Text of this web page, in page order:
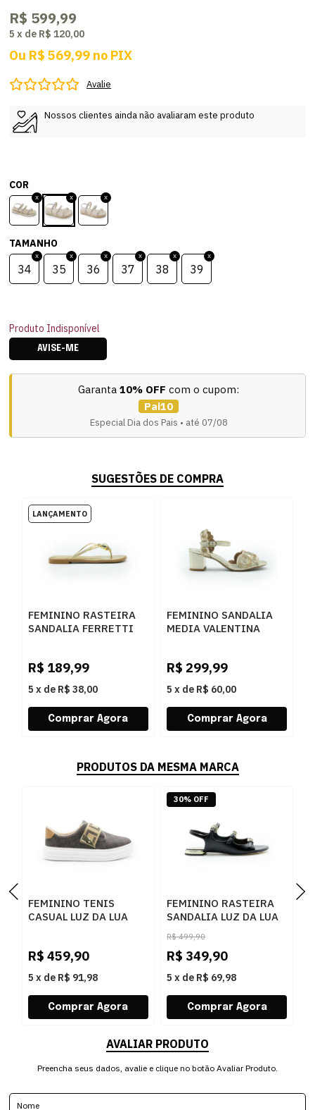
R$ 599,99
5 x de R$ 120,00
Ou R$ 569,99 no PIX
Avalie
Nossos clientes ainda não avaliaram este produto
COR
TAMANHO
34 35 36 37 38 39
Produto Indisponível
AVISE-ME
Garanta 10% OFF com o cupom:
Pai10
Especial Dia dos Pais • até 07/08
SUGESTÕES DE COMPRA
FEMININO RASTEIRA
SANDALIA FERRETTI
R$ 189,99
5 x de R$ 38,00
FEMININO SANDALIA
MEDIA VALENTINA
R$ 299,99
5 x de R$ 60,00
PRODUTOS DA MESMA MARCA
FEMININO TENIS
CASUAL LUZ DA LUA
AMENDOA OURO
R$ 459,90
5 x de R$ 91,98
FEMININO RASTEIRA
SANDALIA LUZ DA LUA
80270037 ATACAMA
PRETO
R$ 499,90
R$ 349,90
5 x de R$ 69,98
30% OFF
AVALIAR PRODUTO
Preencha seus dados, avalie e clique no botão Avaliar Produto.